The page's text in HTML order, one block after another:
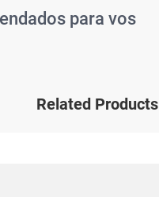
para vos
Related Products